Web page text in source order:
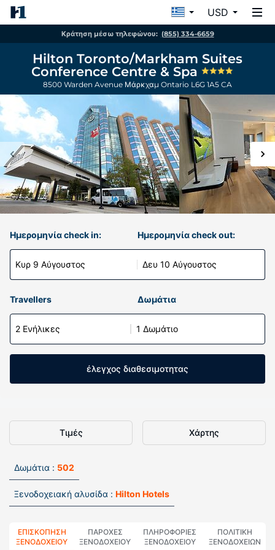
USD
Κράτηση μέσω τηλεφώνου: (855) 334-6659
Hilton Toronto/Markham Suites
Conference Centre & Spa
8500 Warden Avenue Μάρκχαμ Ontario L6G 1A5 CA
Ημερομηνία check in:
Κυρ 9 Αύγουστος
Ημερομηνία check out:
Δευ 10 Αύγουστος
Travellers Δωμάτια
2 Ενήλικες 1 Δωμάτιο
έλεγχος διαθεσιμοτητας
Τιμές Χάρτης
Δωμάτια : 502
Ξενοδοχειακή αλυσίδα : Hilton Hotels
ΕΠΙΣΚΌΠΗΣΗ
ΞΕΝΟΔΟΧΕΊΟΥ
ΠΑΡΟΧΕΣ
ΞΕΝΟΔΟΧΕΙΟΥ
ΠΛΗΡΟΦΟΡΊΕΣ
ΞΕΝΟΔΟΧΕΊΟΥ
ΠΟΛΙΤΙΚΗ
ΞΕΝΟΔΟΧΕΊΩΝ